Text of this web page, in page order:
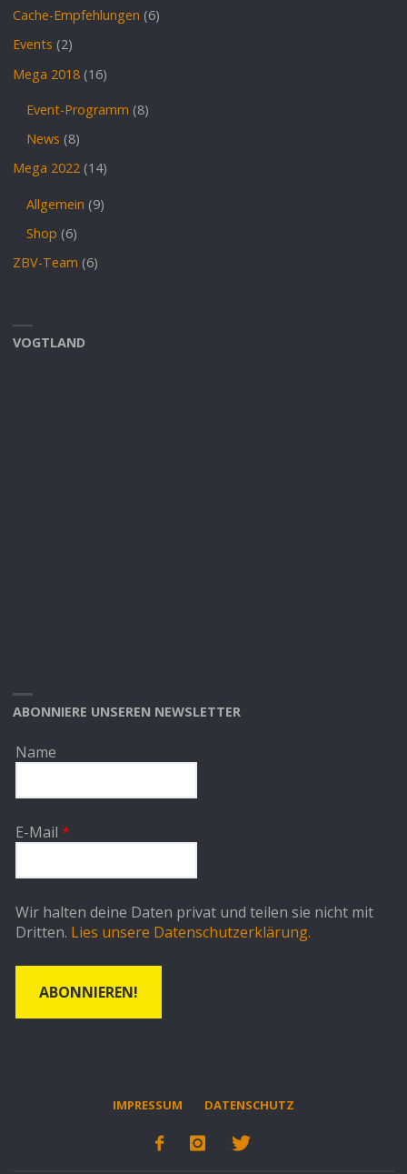
Cache-Empfehlungen (6)
Events (2)
Mega 2018 (16)
Event-Programm (8)
News (8)
Mega 2022 (14)
Allgemein (9)
Shop (6)
ZBV-Team (6)
VOGTLAND
ABONNIERE UNSEREN NEWSLETTER
Name
E-Mail*
Wir halten deine Daten privat und teilen sie nicht mit
Dritten. Lies unsere Datenschutzerklärung.
IMPRESSUM DATENSCHUTZ